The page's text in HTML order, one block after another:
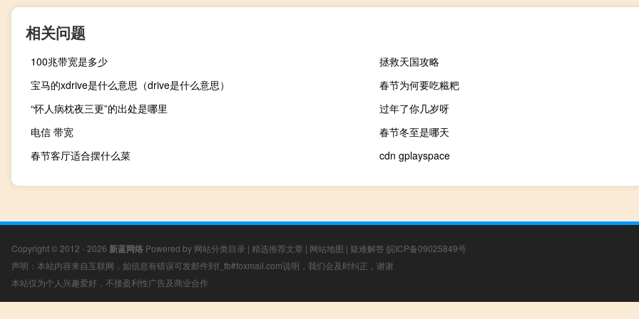
相关问题
100兆带宽是多少
拯救天国攻略
宝马的xdrive是什么意思（drive是什么意思）
春节为何要吃糍粑
“怀人病枕夜三更”的出处是哪里
过年了你几岁呀
电信 带宽
春节冬至是哪天
春节客厅适合摆什么菜
cdn gplayspace
Copyright © 2012 - 2026 新蓝网络 Powered by 网站分类目录 | 精选推荐文章 | 网站地图 | 疑难解答 皖ICP备09025849号
声明：本站内容来自互联网，如信息有错误可发邮件到f_fb#foxmail.com说明，我们会及时纠正，谢谢
本站仅为个人兴趣爱好，不接盈利性广告及商业合作